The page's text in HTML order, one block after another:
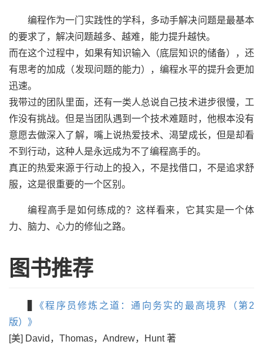
编程作为一门实践性的学科，多动手解决问题是最基本
的要求了，解决问题越多、越难，能力提升越快。
而在这个过程中，如果有知识输入（底层知识的储备），还
有思考的加成（发现问题的能力），编程水平的提升会更加
迅速。
我带过的团队里面，还有一类人总说自己技术进步很慢，工
作没有挑战。但是当团队遇到一个技术难题时，他根本没有
意愿去做深入了解，嘴上说热爱技术、渴望成长，但是却看
不到行动，这种人是永远成为不了编程高手的。
真正的热爱来源于行动上的投入，不是找借口，不是追求舒
服，这是很重要的一个区别。
编程高手是如何练成的？这样看来，它其实是一个体
力、脑力、心力的修仙之路。
图书推荐
《程序员修炼之道：通向务实的最高境界（第2
版）》
[美] David，Thomas，Andrew，Hunt 著